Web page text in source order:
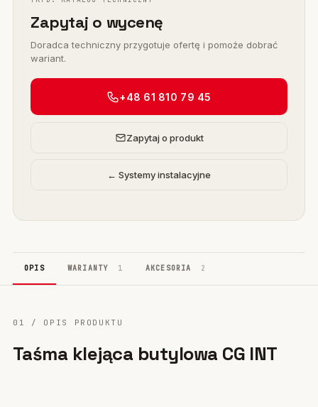
Zapytaj o wycenę
Doradca techniczny przygotuje ofertę i pomoże dobrać
wariant.
+48 61 810 79 45
Zapytaj o produkt
← Systemy instalacyjne
OPIS WARIANTY 1 AKCESORIA 2
01 / OPIS PRODUKTU
Taśma klejąca butylowa CG INT